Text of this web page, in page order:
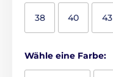
38 40 43
Wähle eine Farbe: